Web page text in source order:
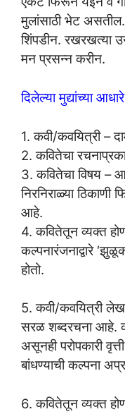
मुलांसाठी भेट असतील.
शिंपडीन. रखरखत्या
मन प्रसन्न करीन.
दिलेल्या मुद्यांच्या
1. कवी/कवयित्री –
2. कवितेचा
3. कवितेचा विषय –
निरनिराळ्या
आहे.
4. कवितेतून व्यक्त
कल्पनारंजनाद्वारे
होतो.
5. कवी/कवयित्री
सरळ शब्दरचना आहे.
असूनही परोपकारी
बांधण्याची कल्पना
6. कवितेतून व्यक्त